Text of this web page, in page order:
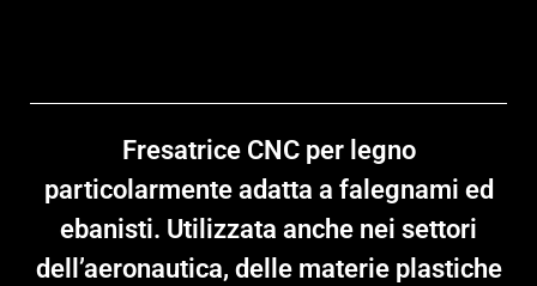
Fresatrice CNC per legno
particolarmente adatta a falegnami ed
ebanisti. Utilizzata anche nei settori
dell’aeronautica, delle materie plastiche